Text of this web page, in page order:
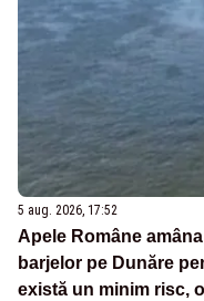
5 aug. 2026, 17:52
Apele Române
barjelor pe Dunăre
există un minim risc,